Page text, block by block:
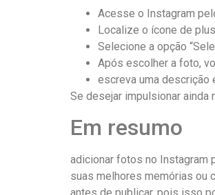
Acesse o ‌Instagram
Localize o ícone de
Selecione a opção
Após escolher a foto,
escreva uma descrição
Se desejar impulsionar
Em resumo
adicionar ​fotos no Instagram
suas melhores memórias ou